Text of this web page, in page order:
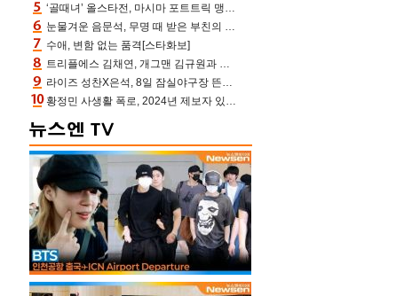
‘골때녀’ 올스타전, 마시마 포트트릭 맹추격전 5:4 골 잔치 ‘짜릿’ [어제TV]
눈물겨운 음문석, 무명 때 받은 부친의 전재산→폐암 父 세상 떠나기 전 여행(유퀴즈)[어제TV]
수애, 변함 없는 품격[스타화보]
트리플에스 김채연, 개그맨 김규원과 함께 프리뷰쇼 진행 [포토엔HD]
라이즈 성찬X은석, 8일 잠실야구장 뜬다…시구 시타+특별공연까지
황정민 사생활 폭로, 2024년 제보자 있었나 “네가 회사에 전화했니” 녹취록 공개 파장